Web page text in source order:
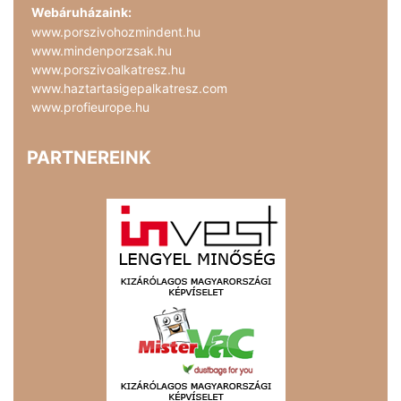
Webáruházaink:
www.porszivohozmindent.hu
www.mindenporzsak.hu
www.porszivoalkatresz.hu
www.haztartasigepalkatresz.com
www.profieurope.hu
PARTNEREINK